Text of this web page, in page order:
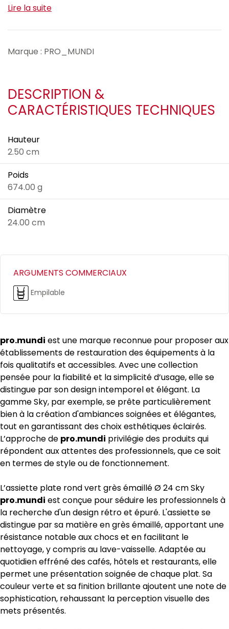
Lire la suite
Marque : PRO_MUNDI
DESCRIPTION &
CARACTÉRISTIQUES TECHNIQUES
Hauteur
2.50 cm
Poids
674.00 g
Diamètre
24.00 cm
ARGUMENTS COMMERCIAUX
Empilable
pro.mundi est une marque reconnue pour proposer aux
établissements de restauration des équipements à la
fois qualitatifs et accessibles. Avec une collection
pensée pour la fiabilité et la simplicité d’usage, elle se
distingue par son design intemporel et élégant. La
gamme Sky, par exemple, se prête particulièrement
bien à la création d'ambiances soignées et élégantes,
tout en garantissant des choix esthétiques éclairés.
L’approche de pro.mundi privilégie des produits qui
répondent aux attentes des professionnels, que ce soit
en termes de style ou de fonctionnement.
L’assiette plate rond vert grès émaillé Ø 24 cm Sky
pro.mundi est conçue pour séduire les professionnels à
la recherche d'un design rétro et épuré. L'assiette se
distingue par sa matière en grès émaillé, apportant une
résistance notable aux chocs et en facilitant le
nettoyage, y compris au lave-vaisselle. Adaptée au
quotidien effréné des cafés, hôtels et restaurants, elle
permet une présentation soignée de chaque plat. Sa
couleur verte et sa finition brillante ajoutent une note de
sophistication, rehaussant la perception visuelle des
mets présentés.